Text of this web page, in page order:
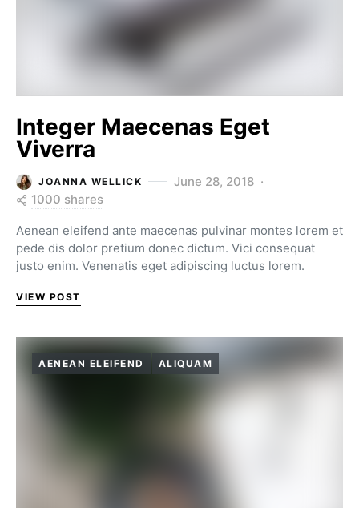
Integer Maecenas Eget
Viverra
JOANNA WELLICK
June 28, 2018
1000 shares
Aenean eleifend ante maecenas pulvinar montes lorem et
pede dis dolor pretium donec dictum. Vici consequat
justo enim. Venenatis eget adipiscing luctus lorem.
VIEW POST
AENEAN ELEIFEND ALIQUAM